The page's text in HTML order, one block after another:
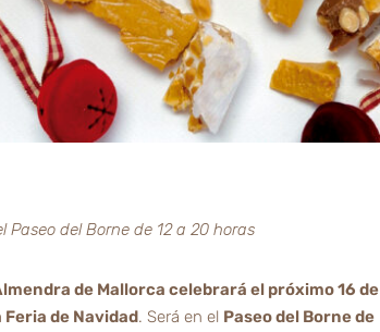
Paseo del Borne de 12 a 20 horas
de Mallorca celebrará el próximo 16 de
de Navidad. Será en el Paseo del Borne de